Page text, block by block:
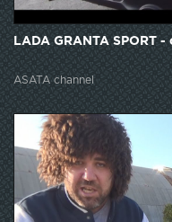
LADA GRANTA SPORT
ASATA channel